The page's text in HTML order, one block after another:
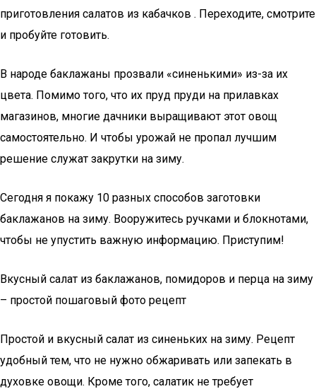
приготовления салатов из кабачков . Переходите, смотрите
и пробуйте готовить.
В народе баклажаны прозвали «синенькими» из-за их
цвета. Помимо того, что их пруд пруди на прилавках
магазинов, многие дачники выращивают этот овощ
самостоятельно. И чтобы урожай не пропал лучшим
решение служат закрутки на зиму.
Сегодня я покажу 10 разных способов заготовки
баклажанов на зиму. Вооружитесь ручками и блокнотами,
чтобы не упустить важную информацию. Приступим!
Вкусный салат из баклажанов, помидоров и перца на зиму
– простой пошаговый фото рецепт
Простой и вкусный салат из синеньких на зиму. Рецепт
удобный тем, что не нужно обжаривать или запекать в
духовке овощи. Кроме того, салатик не требует